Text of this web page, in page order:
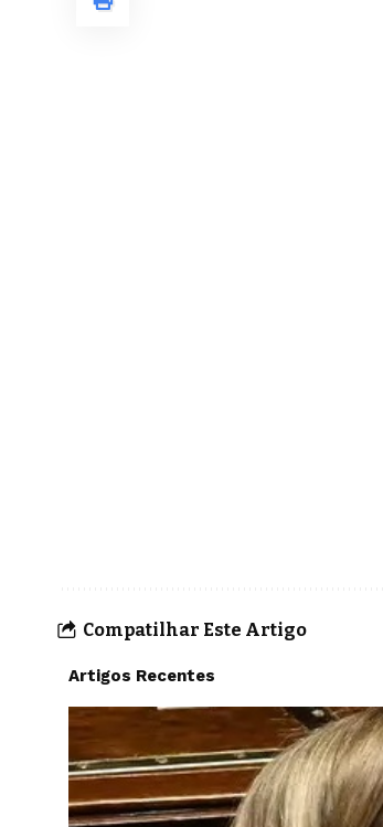
Compatilhar Este Artigo
Artigos Recentes